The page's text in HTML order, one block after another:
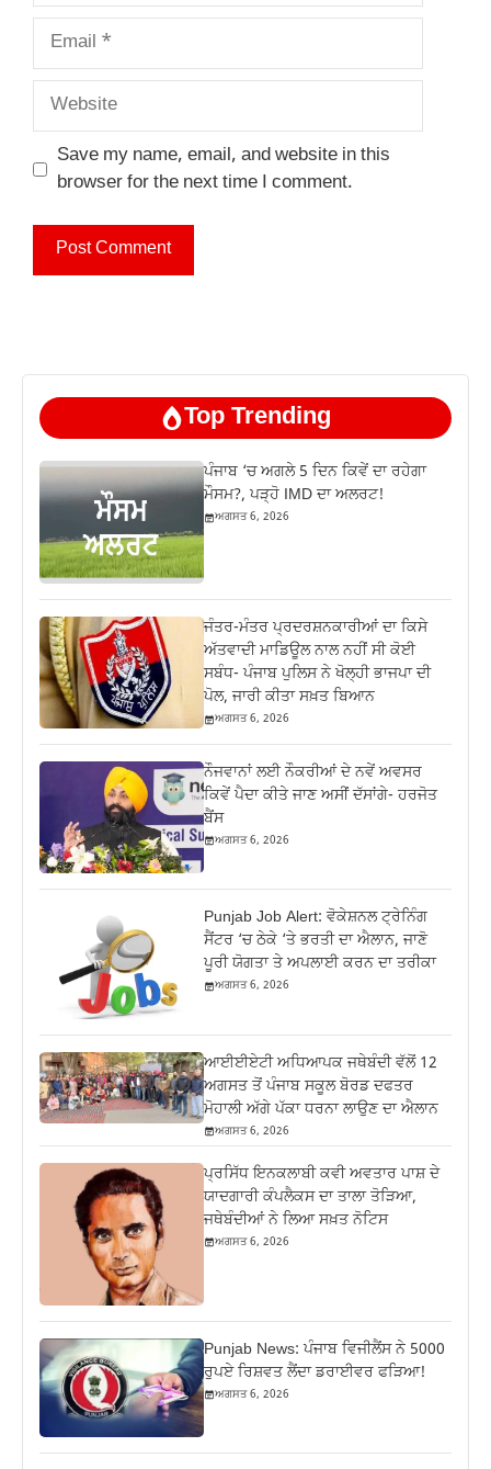
Email
Website
Save my name, email, and website in this
browser for the next time I comment.
Top Trending
ਪੰਜਾਬ ‘ਚ ਅਗਲੇ 5 ਦਿਨ ਕਿਵੇਂ ਦਾ ਰਹੇਗਾ
ਮੌਸਮ?, ਪੜ੍ਹੋ IMD ਦਾ ਅਲਰਟ!
ਅਗਸਤ 6, 2026
ਜੰਤਰ-ਮੰਤਰ ਪ੍ਰਦਰਸ਼ਨਕਾਰੀਆਂ ਦਾ ਕਿਸੇ
ਅੱਤਵਾਦੀ ਮਾਡਿਊਲ ਨਾਲ ਨਹੀਂ ਸੀ ਕੋਈ
ਸਬੰਧ- ਪੰਜਾਬ ਪੁਲਿਸ ਨੇ ਖੋਲ੍ਹੀ ਭਾਜਪਾ ਦੀ
ਪੋਲ, ਜਾਰੀ ਕੀਤਾ ਸਖ਼ਤ ਬਿਆਨ
ਅਗਸਤ 6, 2026
ਨੌਜਵਾਨਾਂ ਲਈ ਨੌਕਰੀਆਂ ਦੇ ਨਵੇਂ ਅਵਸਰ
ਕਿਵੇਂ ਪੈਦਾ ਕੀਤੇ ਜਾਣ ਅਸੀਂ ਦੱਸਾਂਗੇ- ਹਰਜੋਤ
ਬੈਂਸ
ਅਗਸਤ 6, 2026
Punjab Job Alert: ਵੋਕੇਸ਼ਨਲ ਟ੍ਰੇਨਿੰਗ
ਸੈਂਟਰ ‘ਚ ਠੇਕੇ ‘ਤੇ ਭਰਤੀ ਦਾ ਐਲਾਨ, ਜਾਣੋ
ਪੂਰੀ ਯੋਗਤਾ ਤੇ ਅਪਲਾਈ ਕਰਨ ਦਾ ਤਰੀਕਾ
ਅਗਸਤ 6, 2026
ਆਈਈਏਟੀ ਅਧਿਆਪਕ ਜਥੇਬੰਦੀ ਵੱਲੋਂ 12
ਅਗਸਤ ਤੋਂ ਪੰਜਾਬ ਸਕੂਲ ਬੋਰਡ ਦਫਤਰ
ਮੋਹਾਲੀ ਅੱਗੇ ਪੱਕਾ ਧਰਨਾ ਲਾਉਣ ਦਾ ਐਲਾਨ
ਅਗਸਤ 6, 2026
ਪ੍ਰਸਿੱਧ ਇਨਕਲਾਬੀ ਕਵੀ ਅਵਤਾਰ ਪਾਸ਼ ਦੇ
ਯਾਦਗਾਰੀ ਕੰਪਲੈਕਸ ਦਾ ਤਾਲਾ ਤੋੜਿਆ,
ਜਥੇਬੰਦੀਆਂ ਨੇ ਲਿਆ ਸਖ਼ਤ ਨੋਟਿਸ
ਅਗਸਤ 6, 2026
Punjab News: ਪੰਜਾਬ ਵਿਜੀਲੈਂਸ ਨੇ 5000
ਰੁਪਏ ਰਿਸ਼ਵਤ ਲੈਂਦਾ ਡਰਾਈਵਰ ਫੜਿਆ!
ਅਗਸਤ 6, 2026